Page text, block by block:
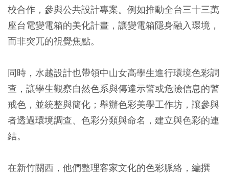
校合作，參與公共設計專案。例如推動全台三十三萬
座台電變電箱的美化計畫，讓變電箱隱身融入環境，
而非突兀的視覺焦點。
同時，水越設計也帶領中山女高學生進行環境色彩調
查，讓學生觀察自然色系與傳達示警或危險信息的警
戒色，並統整與簡化；舉辦色彩美學工作坊，讓參與
者透過環境調查、色彩分類與命名，建立與色彩的連
結。
在新竹關西，他們整理客家文化的色彩脈絡，編撰